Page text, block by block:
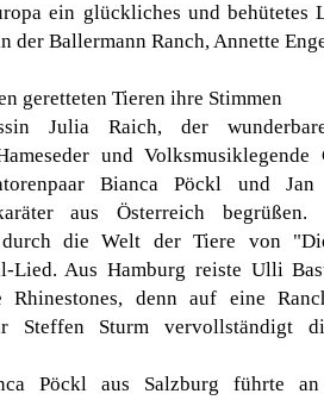
ein glückliches und behütetes
der Ballermann Ranch, Annette
geretteten Tieren ihre Stimmen
Julia Raich, der
und
Bianca Pöckl und
aus Österreich
durch die Welt der Tiere von
Lied. Aus Hamburg reiste Ulli
Rhinestones, denn auf eine
Steffen Sturm vervollständigt
Pöckl aus Salzburg führte